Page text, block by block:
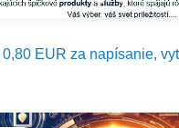
EUR za napísanie,